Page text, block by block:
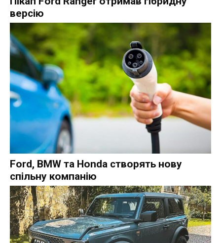
версію
Ford, BMW та Honda створять нову
спільну компанію